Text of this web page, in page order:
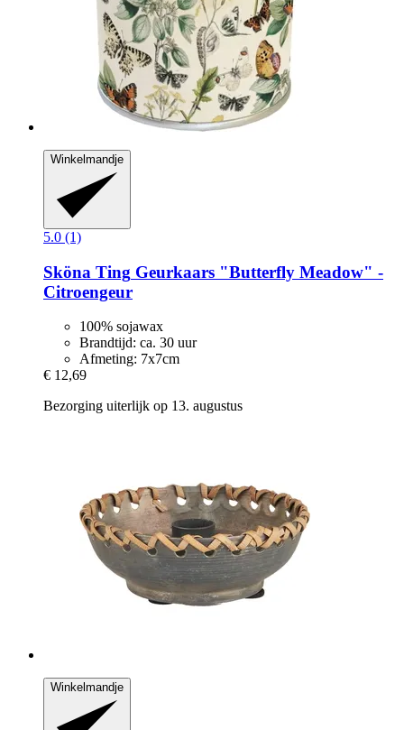
Winkelmandje
5.0 (1)
Sköna Ting Geurkaars "Butterfly Meadow" -​
Citroengeur
100% sojawax
Brandtijd: ca. 30 uur
Afmeting: 7x7cm
€ 12,69
Bezorging uiterlijk op 13. augustus
Winkelmandje